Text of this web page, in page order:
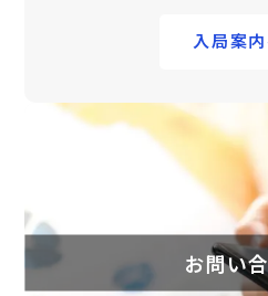
入局案
お問い